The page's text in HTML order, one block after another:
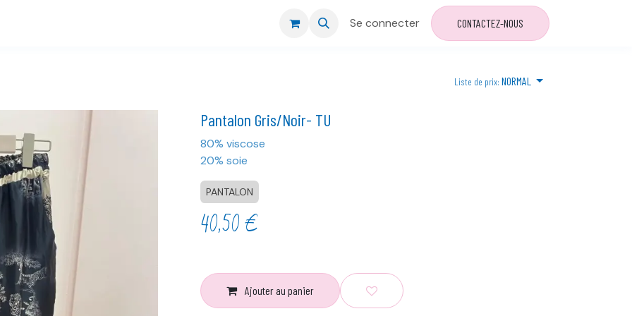
Livraison et retour Se connecter CONTACTEZ-NOUS
Liste de prix: NORMAL
Pantalon Gris/Noir- TU
80% viscose
20% soie
PANTALON
40,50€
Ajouter au panier